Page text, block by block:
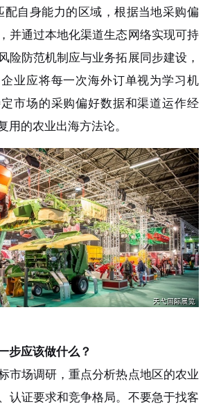
配自身能力的区域，根据当地采购偏
并通过本地化渠道生态网络实现可持
险防范机制应与业务拓展同步建设，
业应将每一次海外订单视为学习机
市场的采购偏好数据和渠道运作经
用的农业出海方法论。
步应该做什么？
场调研，重点分析热点地区的农业
认证要求和竞争格局。不要急于找客